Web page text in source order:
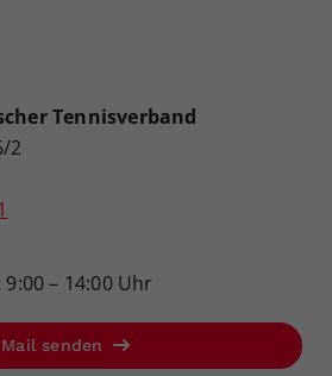
Tennisverband
2
– 14:00 Uhr
Mail senden